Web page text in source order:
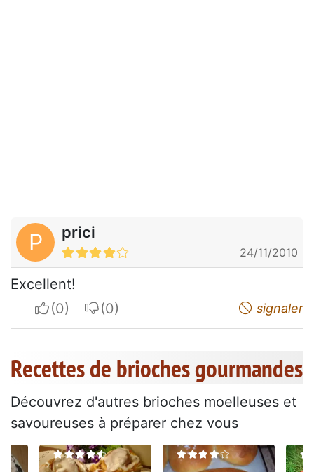
P prici
24/11/2010
Excellent!
I apreciateI do not appreciate signaler
Recettes de brioches gourmandes
Découvrez d'autres brioches moelleuses et
savoureuses à préparer chez vous